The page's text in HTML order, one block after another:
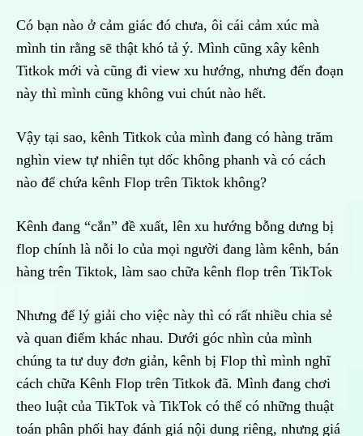
Có bạn nào ở cảm giác đó chưa, ôi cái cảm xúc mà
mình tin rằng sẽ thật khó tả ý. Mình cũng xây kênh
Titkok mới và cũng đi view xu hướng, nhưng đến đoạn
này thì mình cũng không vui chút nào hết.
Vậy tại sao, kênh Titkok của mình đang có hàng trăm
nghìn view tự nhiên tụt dốc không phanh và có cách
nào để chứa kênh Flop trên Tiktok không?
Kênh đang “cắn” đề xuất, lên xu hướng bỗng dưng bị
flop chính là nỗi lo của mọi người đang làm kênh, bán
hàng trên Tiktok, làm sao chữa kênh flop trên TikTok
Nhưng để lý giải cho việc này thì có rất nhiều chia sẻ
và quan điểm khác nhau. Dưới góc nhìn của mình
chúng ta tư duy đơn giản, kênh bị Flop thì mình nghĩ
cách chữa Kênh Flop trên Titkok đã. Mình đang chơi
theo luật của TikTok và TikTok có thể có những thuật
toán phân phối hay đánh giá nội dung riêng, nhưng giá